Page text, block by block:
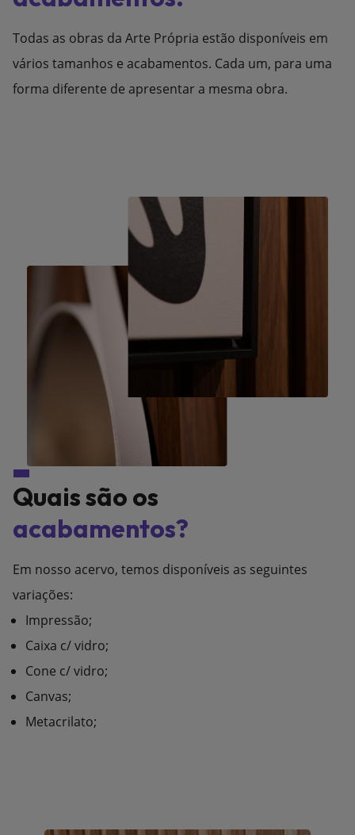
Todas as obras da Arte Própria estão disponíveis em
vários tamanhos e acabamentos. Cada um, para uma
forma diferente de apresentar a mesma obra.
Quais são os
acabamentos?
Em nosso acervo, temos disponíveis as seguintes
variações:
Impressão;
Caixa c/ vidro;
Cone c/ vidro;
Canvas;
Metacrilato;